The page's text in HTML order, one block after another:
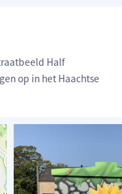
Half
op in het Haachtse